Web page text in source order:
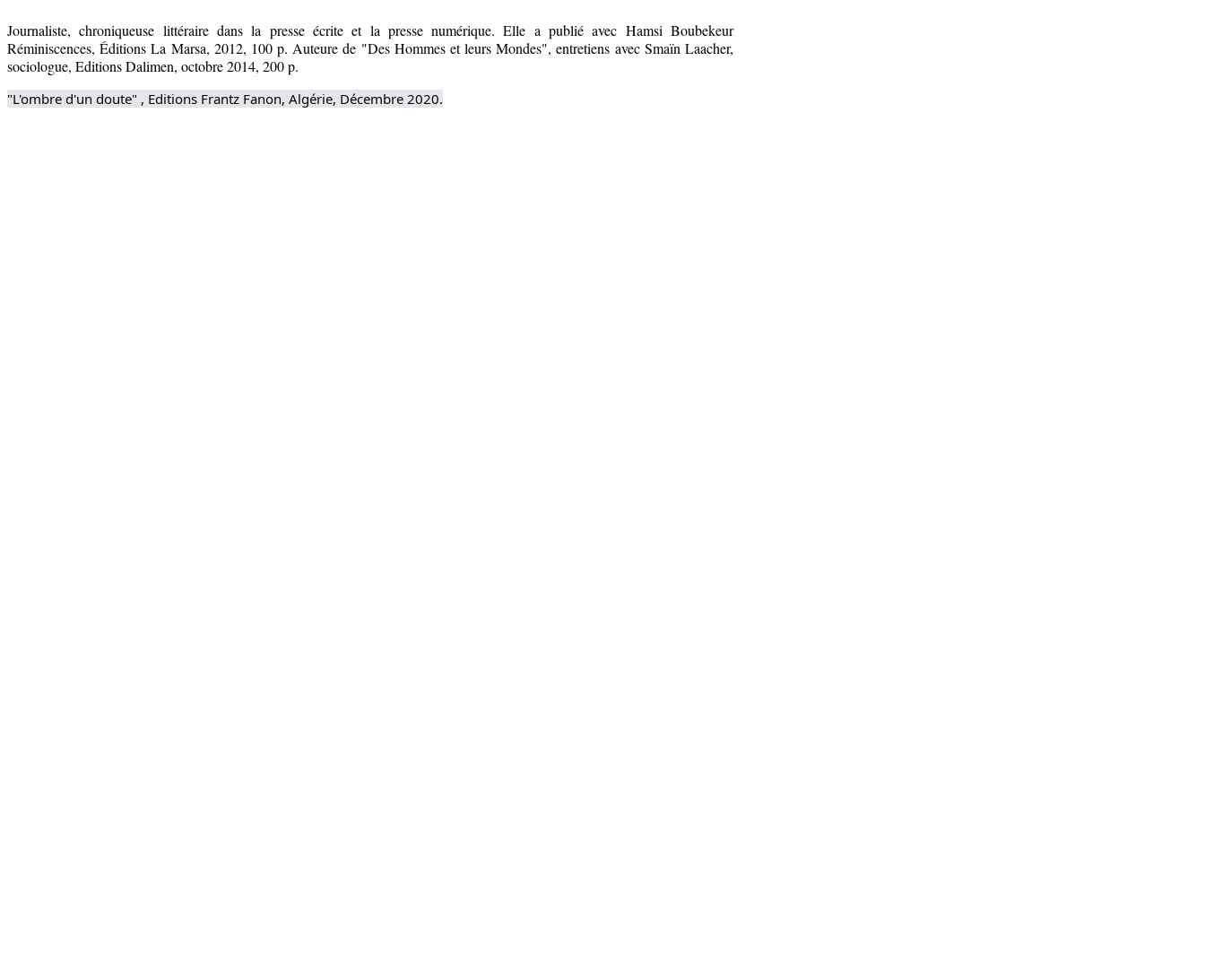
Journaliste, chroniqueuse littéraire dans la presse écrite et la presse numérique. Elle a publié avec Hamsi Boubekeur
Réminiscences, Éditions La Marsa, 2012, 100 p. Auteure de "Des Hommes et leurs Mondes", entretiens avec Smaïn Laacher,
sociologue, Editions Dalimen, octobre 2014, 200 p.
"L'ombre d'un doute" , Editions Frantz Fanon, Algérie, Décembre 2020.